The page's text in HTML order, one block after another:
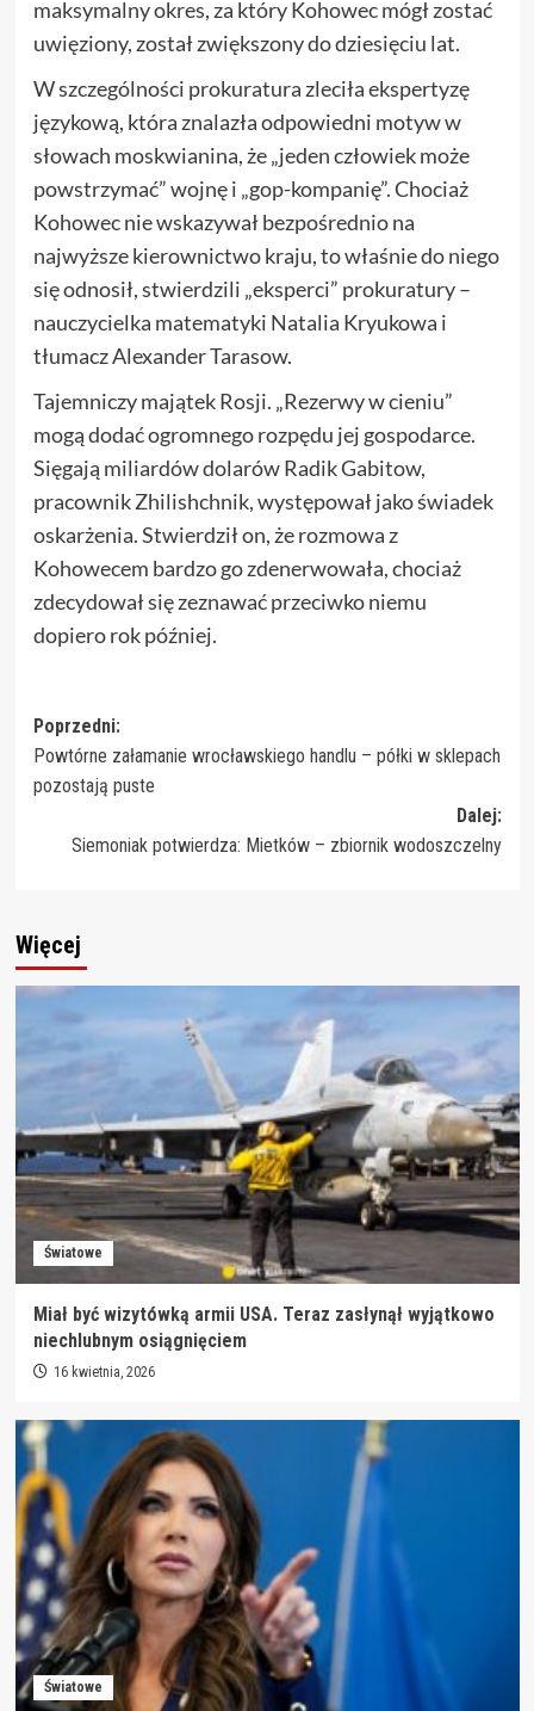
maksymalny okres, za który Kohowec mógł zostać
uwięziony, został zwiększony do dziesięciu lat.
W szczególności prokuratura zleciła ekspertyzę
językową, która znalazła odpowiedni motyw w
słowach moskwianina, że „jeden człowiek może
powstrzymać” wojnę i „gop-kompanię”. Chociaż
Kohowec nie wskazywał bezpośrednio na
najwyższe kierownictwo kraju, to właśnie do niego
się odnosił, stwierdzili „eksperci” prokuratury –
nauczycielka matematyki Natalia Kryukowa i
tłumacz Alexander Tarasow.
Tajemniczy majątek Rosji. „Rezerwy w cieniu”
mogą dodać ogromnego rozpędu jej gospodarce.
Sięgają miliardów dolarów Radik Gabitow,
pracownik Zhilishchnik, występował jako świadek
oskarżenia. Stwierdził on, że rozmowa z
Kohowecem bardzo go zdenerwowała, chociaż
zdecydował się zeznawać przeciwko niemu
dopiero rok później.
Zobacz
wpisy
Poprzedni:
Powtórne załamanie wrocławskiego handlu – półki w sklepach
pozostają puste
Dalej:
Siemoniak potwierdza: Mietków – zbiornik wodoszczelny
Więcej
Światowe
Miał być wizytówką armii USA. Teraz zasłynął wyjątkowo
niechlubnym osiągnięciem
16 kwietnia, 2026
Światowe